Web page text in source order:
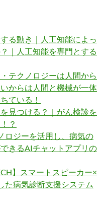
る動き｜人工知能によっ
｜人工知能を専門とする
テクノロジーは人間から
からは人間と機械が一体
ている！
見つける？｜がん検診を
？
ロジーを活用し、病気の
きるAIチャットアプリの
】スマートスピーカー×
た病気診断支援システム